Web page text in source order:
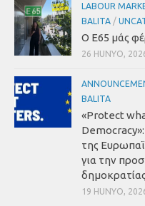
LABOUR
BALITA /
Ο Ε65 μάς
26 HUNYO,
BALITA
«Protect
Democracy»:
της
για την
δημοκρατίας
19 HUNYO,